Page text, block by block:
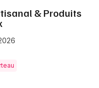
& Produits
Autre